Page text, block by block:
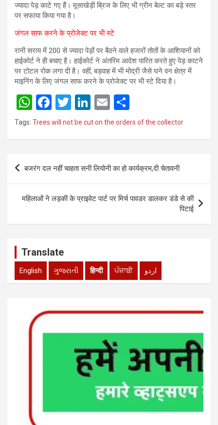
ज्यादा पेड़ काटे गए हैं। मूसाखेड़ी ब्रिज के लिए भी ग्रीन बेल्ट का बड़े स्तर
पर सफाया किया गया है।
जंगल साफ करने के प्रोजेक्ट पर भी स्टे
रानी सराय में 200 से ज्यादा पेड़ों पर बैठने वाले हजारों तोतों के आशियानों को
हाईकोर्ट ने ही बचाए है। हाईकोर्ट ने अंतरिम आदेश पारित करते हुए पेड़ काटने
पर टोटल रोक लगा दी है। वहीं, बड़वाह में भी मोद्री जैसे घने वन क्षेत्र में
माइनिंग के लिए जंगल साफ करने के प्रोजेक्ट पर भी स्टे दिया है।
W
h
A
p
p
F
a
o
o
k
T
wi
Li
n
n
E
m h
Tags: Trees will not be cut on the orders of the collector
Post
बजरंग दल नहीं चाहता सनी लियोनी का हो कार्यक्रम,दी चेतावनी
महिलाओं ने लड़की के प्राइवेट पार्ट पर मिर्च पावडर डालकर डंडे से की
पिटाई
Translate
English ગુજરાતી हिन्दी ਪੰਜਾਬੀ اردو